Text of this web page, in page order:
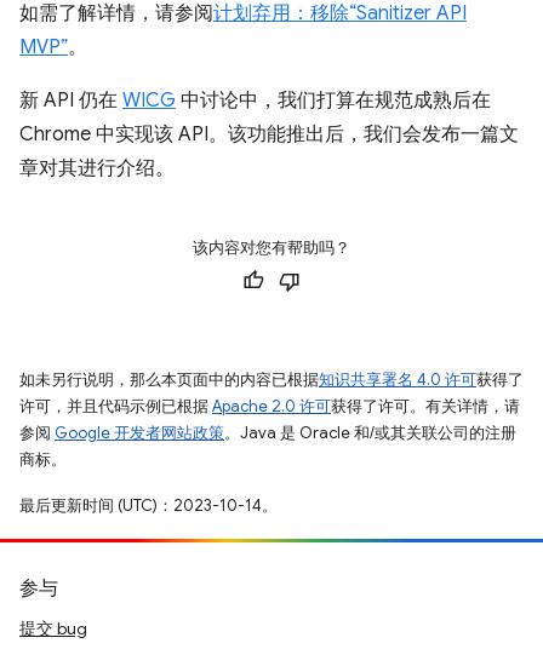
如需了解详情，请参阅计划弃用：移除“Sanitizer API
MVP”。
新 API 仍在 WICG 中讨论中，我们打算在规范成熟后在
Chrome 中实现该 API。该功能推出后，我们会发布一篇文
章对其进行介绍。
该内容对您有帮助吗？
如未另行说明，那么本页面中的内容已根据知识共享署名 4.0 许可获得了
许可，并且代码示例已根据Apache 2.0 许可获得了许可。有关详情，请
参阅 Google 开发者网站政策。Java 是 Oracle 和/或其关联公司的注册
商标。
最后更新时间 (UTC)：2023-10-14。
参与
提交 bug